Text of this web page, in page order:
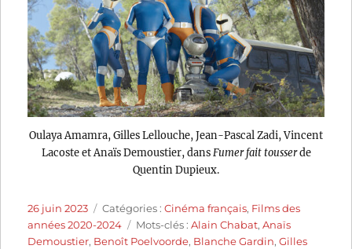
Oulaya Amamra, Gilles Lellouche, Jean-Pascal Zadi, Vincent
Lacoste et Anaïs Demoustier, dansFumer fait tousserde
Quentin Dupieux.
Publié
le
26 juin 2023 Catégories
Catégories :Cinéma français, Films des
années 2020-2024
Étiquettes
Mots-clés :Alain Chabat,Anaïs
Demoustier, Benoît Poelvoorde, Blanche Gardin,Gilles